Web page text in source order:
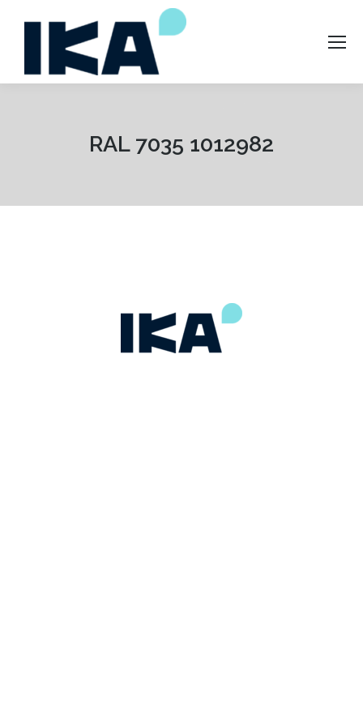
RAL 7035 1012982